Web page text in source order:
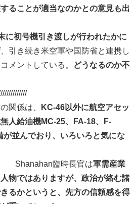
ることが適当なのかとの意見も出
に初号機引き渡しが行われたかに
、引き続き米空軍や国防省と連携し
メントしている。
どうなるのか不
関係は、
KC-46以外に航空アセッ
人給油機MC-25、FA-18、F-
が並んでおり、いろいろと気にな
Shanahan臨時長官は軍需産業
物ではありますが、政治が絡む諸
るかというと、先方の信頼感を得